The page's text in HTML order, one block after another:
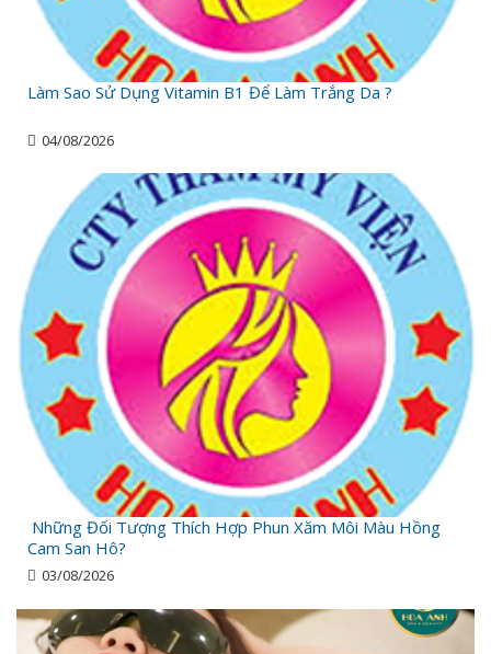
Làm Sao Sử Dụng Vitamin B1 Để Làm Trắng Da ?
04/08/2026
Những Đối Tượng Thích Hợp Phun Xăm Môi Màu Hồng
Cam San Hô?
03/08/2026